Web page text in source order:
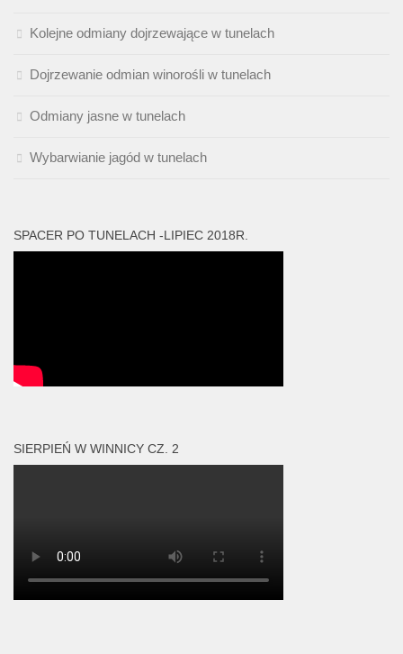
Kolejne odmiany dojrzewające w tunelach
Dojrzewanie odmian winorośli w tunelach
Odmiany jasne w tunelach
Wybarwianie jagód w tunelach
SPACER PO TUNELACH -LIPIEC 2018R.
SIERPIEŃ W WINNICY CZ. 2